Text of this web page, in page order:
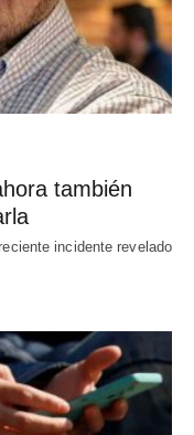
también
incidente revelado